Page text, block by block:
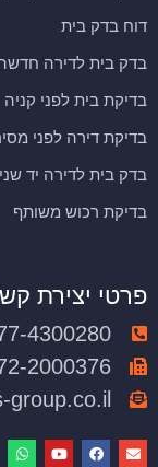
דוח בדק בית
בדק בית לדירה
בדיקת בית לפני קניה
בדיקת דירה לפני
בדק בית לדירה יד
בדיקת רכוש משותף
פרטי יצירת
4300280
2000376
group.co.il